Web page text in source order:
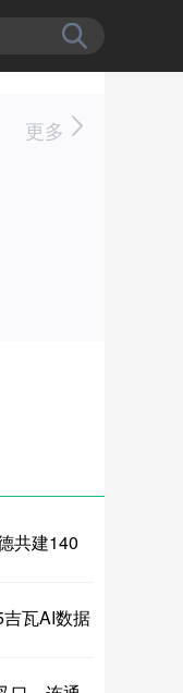
更多
共建140
瓦AI数据